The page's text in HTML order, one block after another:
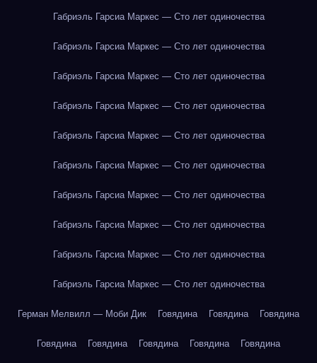
Габриэль Гарсиа Маркес — Сто лет одиночества
Габриэль Гарсиа Маркес — Сто лет одиночества
Габриэль Гарсиа Маркес — Сто лет одиночества
Габриэль Гарсиа Маркес — Сто лет одиночества
Габриэль Гарсиа Маркес — Сто лет одиночества
Габриэль Гарсиа Маркес — Сто лет одиночества
Габриэль Гарсиа Маркес — Сто лет одиночества
Габриэль Гарсиа Маркес — Сто лет одиночества
Габриэль Гарсиа Маркес — Сто лет одиночества
Габриэль Гарсиа Маркес — Сто лет одиночества
Герман Мелвилл — Моби Дик Говядина Говядина Говядина
Говядина Говядина Говядина Говядина Говядина